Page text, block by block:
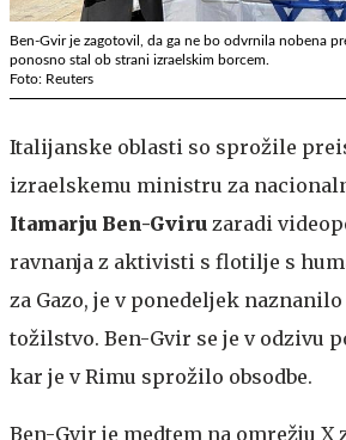
Ben-Gvir je zagotovil, da ga ne bo odvrnila nobena
ponosno stal ob strani izraelskim borcem.
Foto: Reuters
Italijanske oblasti so sprožile
izraelskemu ministru za
Itamarju Ben-Gviru zaradi
ravnanja z aktivisti s flotilje s
za Gazo, je v ponedeljek
tožilstvo. Ben-Gvir se je v odzivu
kar je v Rimu sprožilo obsodbe.
Ben-Gvir je medtem na omrežju X